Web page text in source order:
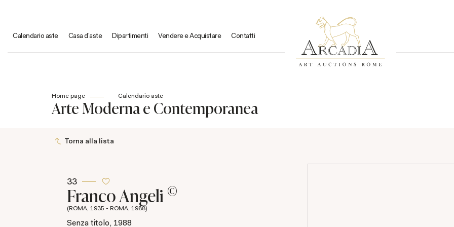
Calendario aste Casa d'aste Dipartimenti Vendere e Acquistare Contatti
Home page Calendario aste
Arte Moderna e Contemporanea
Torna alla lista
33
Franco Angeli ©
(ROMA, 1935 - ROMA, 1988)
Senza titolo, 1988